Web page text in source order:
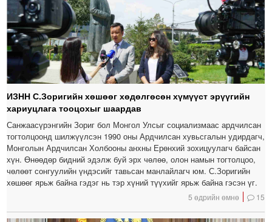
ИЗНН С.Зоригийн хөшөөг хөдөлгөсөн хүмүүст эрүүгийн
хариуцлага тооцохыг шаардав
Санжаасүрэнгийн Зориг бол Монгол Улсыг социализмаас ардчилсан
тогтолцоонд шилжүүлсэн 1990 оны Ардчилсан хувьсгалын удирдагч,
Монголын Ардчилсан Холбооны анхны Ерөнхий зохицуулагч байсан
хүн. Өнөөдөр бидний эдэлж буй эрх чөлөө, олон намын тогтолцоо,
чөлөөт сонгуулийн үндэсийг тавьсан манлайлагч юм. С.Зоригийн
хөшөөг ярьж байна гэдэг нь тэр хүний түүхийг ярьж байна гэсэн үг.
5 өдрийн өмнө 15